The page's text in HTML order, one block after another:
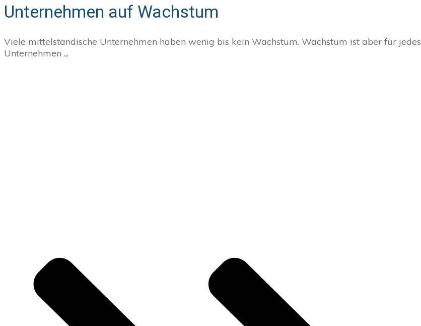
Unternehmen auf Wachstum
Viele mittelständische Unternehmen haben wenig bis kein Wachstum. Wachstum ist aber für jedes
Unternehmen ...